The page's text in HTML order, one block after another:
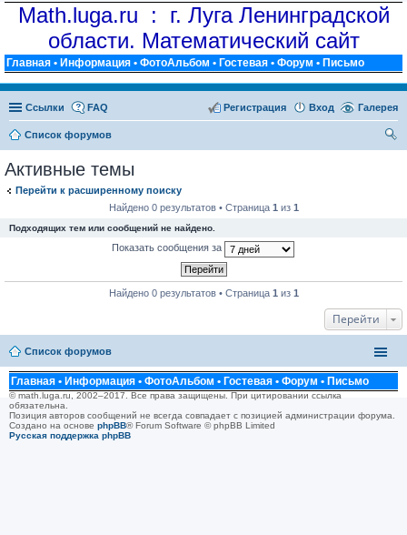
Math.luga.ru : г. Луга Ленинградской
области. Математический сайт
Главная • Информация • ФотоАльбом • Гостевая • Форум • Письмо
Ссылки Галерея
FAQ Вход
Регистрация
Список форумов
Активные темы
Перейти к расширенному поиску
Найдено 0 результатов • Страница 1 из 1
Подходящих тем или сообщений не найдено.
Показать сообщения за
Найдено 0 результатов • Страница 1 из 1
Перейти
Список форумов
Главная • Информация • ФотоАльбом • Гостевая • Форум • Письмо
© math.luga.ru, 2002–2017. Все права защищены. При цитировании ссылка
обязательна.
Позиция авторов сообщений не всегда совпадает с позицией администрации форума.
Создано на основе phpBB® Forum Software © phpBB Limited
Русская поддержка phpBB